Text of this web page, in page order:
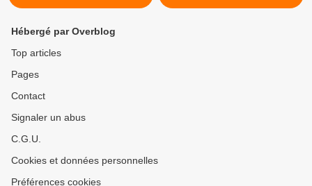
Hébergé par Overblog
Top articles
Pages
Contact
Signaler un abus
C.G.U.
Cookies et données personnelles
Préférences cookies